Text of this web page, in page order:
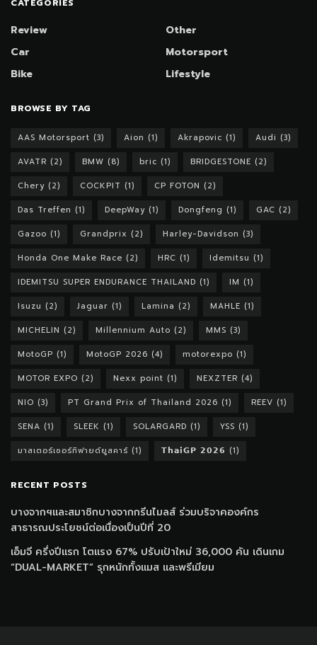
CATEGORIES
Review
Car
Bike
Other
Motorsport
Lifestyle
BROWSE BY TAG
AAS Motorsport (3) Aion (1) Akrapovic (1) Audi (3)
AVATR (2) BMW (8) bric (1) BRIDGESTONE (2)
Chery (2) COCKPIT (1) CP FOTON (2)
Das Treffen (1) DeepWay (1) Dongfeng (1) GAC (2)
Gazoo (1) Grandprix (2) Harley-Davidson (3)
Honda One Make Race (2) HRC (1) Idemitsu (1)
IDEMITSU SUPER ENDURANCE THAILAND (1) IM (1)
Isuzu (2) Jaguar (1) Lamina (2) MAHLE (1)
MICHELIN (2) Millennium Auto (2) MMS (3)
MotoGP (1) MotoGP 2026 (4) motorexpo (1)
MOTOR EXPO (2) Nexx point (1) NEXZTER (4)
NIO (3) PT Grand Prix of Thailand 2026 (1) REEV (1)
SENA (1) SLEEK (1) SOLARGARD (1) YSS (1)
มาสเตอร์เซอร์ทิฟายด์ยูสคาร์ (1) 𝗧𝗵𝗮𝗶𝗚𝗣 𝟮𝟬𝟮𝟲 (1)
RECENT POSTS
บางจากฯและสมาชิกบางจากกรีนไมลส์ ร่วมบริจาคองค์กร
สาธารณประโยชน์ต่อเนื่องเป็นปีที่ 20
เอ็มจี ครึ่งปีแรก โตแรง 67% ปรับเป้าใหม่ 36,000 คัน เดินเกม
“DUAL-MARKET” รุกหนักทั้งแมส และพรีเมียม